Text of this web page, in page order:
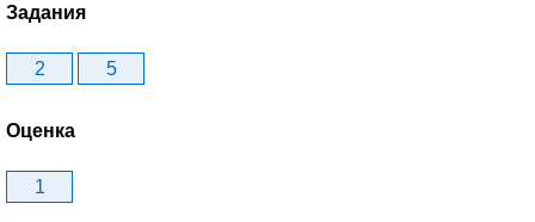
Задания
2 5
Оценка
1